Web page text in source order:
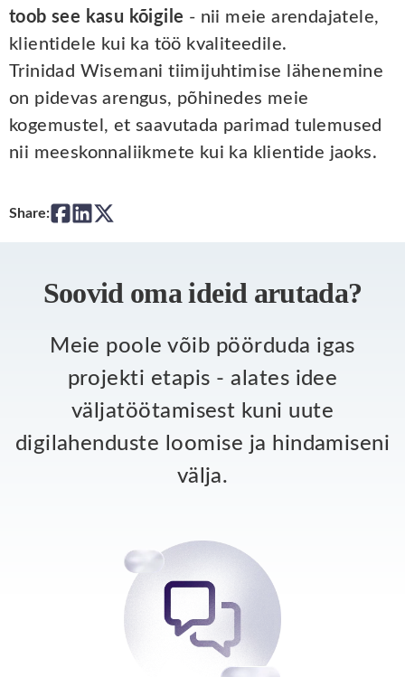
toob see kasu kõigile - nii meie arendajatele,
klientidele kui ka töö kvaliteedile.
Trinidad Wisemani tiimijuhtimise lähenemine
on pidevas arengus, põhinedes meie
kogemustel, et saavutada parimad tulemused
nii meeskonnaliikmete kui ka klientide jaoks.
Share:
Soovid oma ideid arutada?
Meie poole võib pöörduda igas
projekti etapis - alates idee
väljatöötamisest kuni uute
digilahenduste loomise ja hindamiseni
välja.